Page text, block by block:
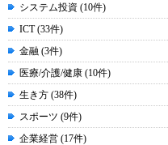
システム投資 (10件)
ICT (33件)
金融 (3件)
医療/介護/健康 (10件)
生き方 (38件)
スポーツ (9件)
企業経営 (17件)